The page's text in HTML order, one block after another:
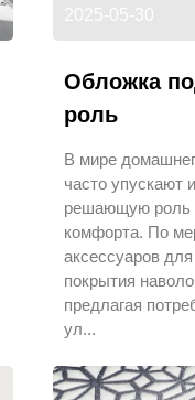
2025-05-30
Обложка
роль
В мире
часто упускают
решающую роль
комфорта. По
аксессуаров
покрытия
предлагая
ул...